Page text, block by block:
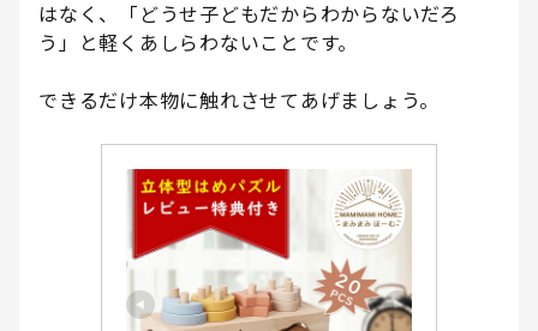
はなく、「どうせ子どもだからわからないだろ
う」と軽くあしらわないことです。
できるだけ本物に触れさせてあげましょう。